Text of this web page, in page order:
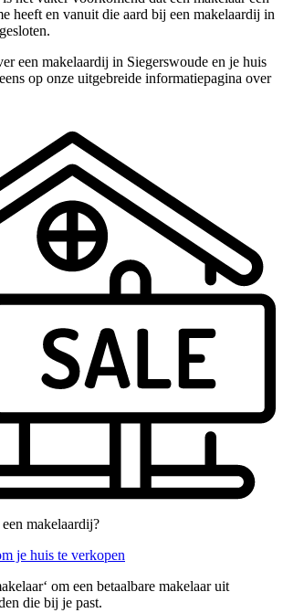
heeft en vanuit die aard bij een makelaardij in
een makelaardij in Siegerswoude en je huis
op onze uitgebreide informatiepagina over
makelaardij?
je huis te verkopen
om een betaalbare makelaar uit
die bij je past.